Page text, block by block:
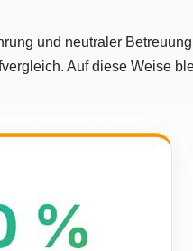
und neutraler
Auf diese Weise